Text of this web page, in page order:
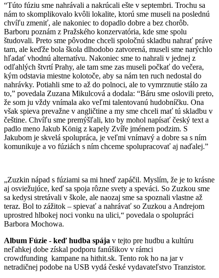
“Túto fúziu sme nahrávali a nakrúcali ešte v septembri. Trochu sa
nám to skomplikovalo kvôli lokalite, ktorú sme museli na poslednú
chvíľu zmeniť, ale nakoniec to dopadlo dobre a bez chorôb.
Barboru poznám z Pražského konzervatória, kde sme spolu
študovali. Preto sme pôvodne chceli spoločnú skladbu nahrať práve
tam, ale keďže bola škola dlhodobo zatvorená, museli sme narýchlo
hľadať vhodnú alternatívu. Nakoniec sme to nahrali v jednej z
odľahlých štvrtí Prahy, ale tam sme zas museli počkať do večera,
kým odstavia miestne kolotoče, aby sa nám ten ruch nedostal do
nahrávky. Potiahli sme to až do polnoci, ale to vymrznutie stálo za
to,” povedala Zuzana Mikulcová a dodala: “Báru sme oslovili preto,
že som ju vždy vnímala ako veľmi talentovanú hudobníčku. Ona
však spieva prevažne v angličtine a my sme chceli mať tú skladbu v
češtine. Chvíľu sme premýšľali, kto by mohol napísať český text a
padlo meno Jakub König z kapely Zvíře jménem podzim. S
Jakubom je skvelá spolupráca, je veľmi vnímavý a dobre sa s ním
komunikuje a vo fúziách s ním chceme spolupracovať aj naďalej.”
„Zuzkin nápad s fúziami sa mi hneď zapáčil. Myslím, že je to krásne
aj osviežujúce, keď sa spoja rôzne svety a speváci. So Zuzkou sme
sa kedysi stretávali v škole, ale naozaj sme sa spoznali vlastne až
teraz. Bol to zážitok – spievať a nahrávať so Zuzkou a Andrejom
uprostred hlbokej noci vonku na ulici,“ povedala o spolupráci
Barbora Mochowa.
Album Fúzie - keď hudba spája v tejto pre hudbu a kultúru
neľahkej dobe získal podporu fanúšikov v rámci
crowdfunding kampane na hithit.sk. Tento rok ho na jar v
netradičnej podobe na USB vydá české vydavateľstvo Tranzistor.